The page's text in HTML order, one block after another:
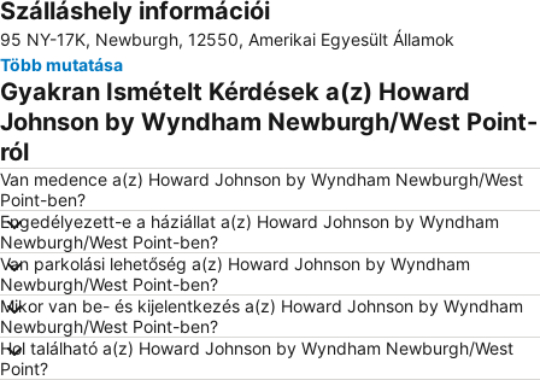
Nagy méretű térkép
Szálláshely információi
95 NY-17K, Newburgh, 12550, Amerikai Egyesült Államok
Több mutatása
Gyakran Ismételt Kérdések a(z) Howard
Johnson by Wyndham Newburgh/West Point-
ról
Van medence a(z) Howard Johnson by Wyndham Newburgh/West
Point-ben?
Engedélyezett-e a háziállat a(z) Howard Johnson by Wyndham
Newburgh/West Point-ben?
Van parkolási lehetőség a(z) Howard Johnson by Wyndham
Newburgh/West Point-ben?
Mikor van be- és kijelentkezés a(z) Howard Johnson by Wyndham
Newburgh/West Point-ben?
Hol található a(z) Howard Johnson by Wyndham Newburgh/West
Point?